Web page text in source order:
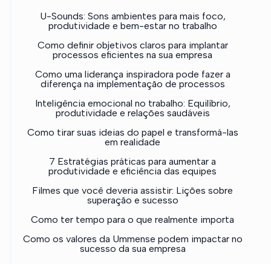
U-Sounds: Sons ambientes para mais foco,
produtividade e bem-estar no trabalho
Como definir objetivos claros para implantar
processos eficientes na sua empresa
Como uma liderança inspiradora pode fazer a
diferença na implementação de processos
Inteligência emocional no trabalho: Equilíbrio,
produtividade e relações saudáveis
Como tirar suas ideias do papel e transformá-las
em realidade
7 Estratégias práticas para aumentar a
produtividade e eficiência das equipes
Filmes que você deveria assistir: Lições sobre
superação e sucesso
Como ter tempo para o que realmente importa
Como os valores da Ummense podem impactar no
sucesso da sua empresa